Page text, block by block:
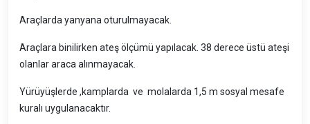
Araçlarda yanyana oturulmayacak.
Araçlara binilirken ateş ölçümü yapılacak. 38 derece üstü ateşi
olanlar araca alınmayacak.
Yürüyüşlerde ,kamplarda ve molalarda 1,5 m sosyal mesafe
kuralı uygulanacaktır.